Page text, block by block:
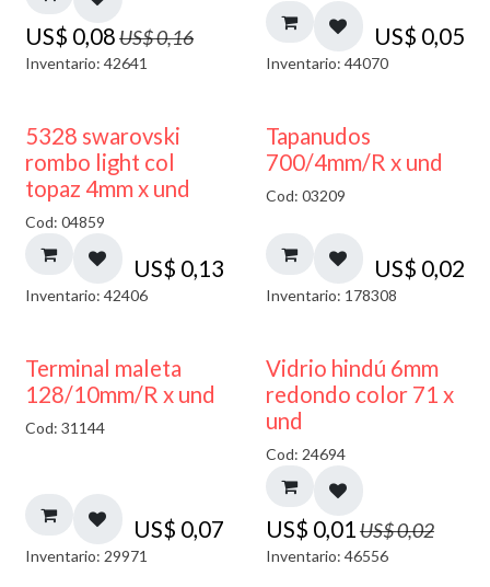
US$ 0,08US$0,16
Inventario: 42641
US$ 0,05
Inventario: 44070
5328 swarovski
rombo light col
topaz 4mm x und
Cod: 04859
US$ 0,13
Inventario: 42406
Tapanudos
700/4mm/R x und
Cod: 03209
US$ 0,02
Inventario: 178308
Terminal maleta
128/10mm/R x und
Cod: 31144
US$ 0,07
Inventario: 29971
40% DESCUENTO
Vidrio hindú 6mm
redondo color 71 x
und
Cod: 24694
US$ 0,01US$0,02
Inventario: 46556